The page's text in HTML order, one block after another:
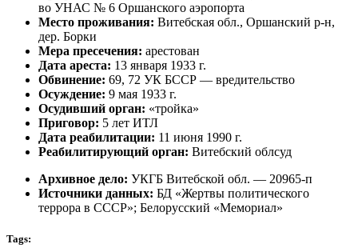
во УНАС № 6 Оршанского аэропорта
Место проживания: Витебская обл., Оршанский р-н,
дер. Борки
Мера пресечения: арестован
Дата ареста: 13 января 1933 г.
Обвинение: 69, 72 УК БССР — вредительство
Осуждение: 9 мая 1933 г.
Осудивший орган: «тройка»
Приговор: 5 лет ИТЛ
Дата реабилитации: 11 июня 1990 г.
Реабилитирующий орган: Витебский облсуд
Архивное дело: УКГБ Витебской обл. — 20965-п
Источники данных: БД «Жертвы политического
террора в СССР»; Белорусский «Мемориал»
Tags: